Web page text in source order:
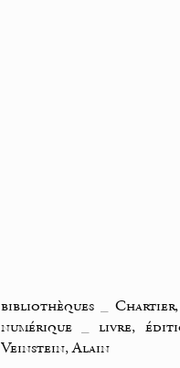
bibliothèques_
numérique_livre,
Veinstein, Alain